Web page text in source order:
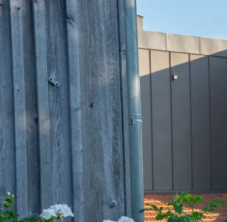
Wandern & Gipfelglück
Radfahren &
Mountainbiken
Aktivitäten für die Familie
Winter
Golfen
Orte